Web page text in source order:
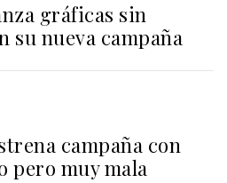
gráficas sin
su nueva campaña
campaña con
pero muy mala